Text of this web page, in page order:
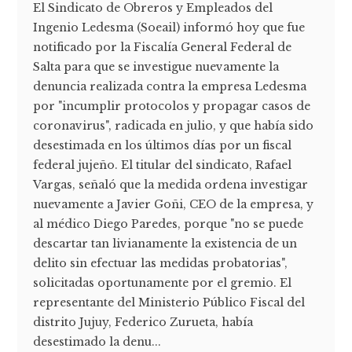
El Sindicato de Obreros y Empleados del
Ingenio Ledesma (Soeail) informó hoy que fue
notificado por la Fiscalía General Federal de
Salta para que se investigue nuevamente la
denuncia realizada contra la empresa Ledesma
por "incumplir protocolos y propagar casos de
coronavirus", radicada en julio, y que había sido
desestimada en los últimos días por un fiscal
federal jujeño. El titular del sindicato, Rafael
Vargas, señaló que la medida ordena investigar
nuevamente a Javier Goñi, CEO de la empresa, y
al médico Diego Paredes, porque "no se puede
descartar tan livianamente la existencia de un
delito sin efectuar las medidas probatorias",
solicitadas oportunamente por el gremio. El
representante del Ministerio Público Fiscal del
distrito Jujuy, Federico Zurueta, había
desestimado la denu...